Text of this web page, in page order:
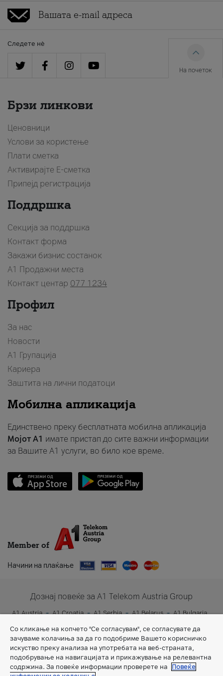
Следете нè
На почеток
Брзи линкови
Ценовници
Услови за користење
Плати сметка
Активирајте Е-сметка
Припејд регистрација
Поддршка
Секција за поддршка
Контакт форма
Закажи бизнис состанок
A1 Продажни места
Контакт центар 077 1234
Профил
За нас
Новости
А1 Групација
Кариера
Заштита на лични податоци
Мобилна апликација
Единствено преку бесплатната мобилна апликација
Мојот A1 имате пристап до сите важни информации
за Вашите A1 услуги, во било кое време.
Member of
Начини на плаќање
Дознај повеќе за A1 Telekom Austria Group
A1 Austria A1 Croatia A1 Serbia A1 Belarus
A1 Bulgaria
Со кликање на копчето "Се согласувам", се согласувате да
зачуваме колачиња за да го подобриме Вашето корисничко
искуство преку анализа на употребата на веб-страната,
подобрување на навигацијата и прикажување на релевантна
содржина. За повеќе информации проверете на
Повеќе